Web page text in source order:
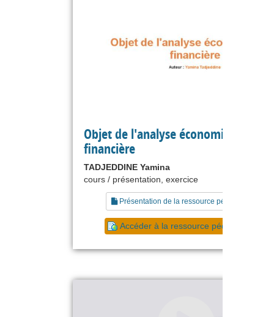
Objet de l'analyse économique et
financière
TADJEDDINE Yamina
cours / présentation, exercice
Présentation de la ressource pédagogique
Accéder à la ressource pédagogique